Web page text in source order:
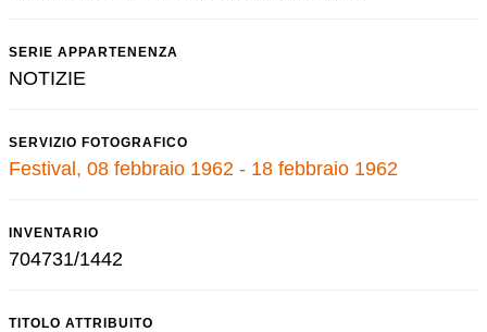
SERIE APPARTENENZA
NOTIZIE
SERVIZIO FOTOGRAFICO
Festival, 08 febbraio 1962 - 18 febbraio 1962
INVENTARIO
704731/1442
TITOLO ATTRIBUITO